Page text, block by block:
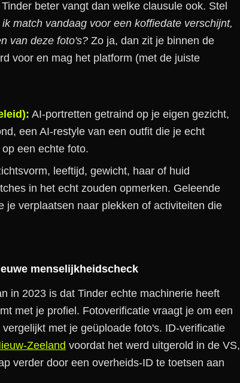
beter vangt dan welke clausule ook. Stel
match vandaag voor een koffiedate verschijnt,
van deze foto's? Zo ja, dan zit je binnen de
voor en mag het platform (met de juiste
AI-portretten getraind op je eigen gezicht,
een AI-restyle van een outfit die je echt
een echte foto.
leeftijd, gewicht, haar of huid
in het echt zouden opmerken. Geleende
je verplaatsen naar plekken of activiteiten die
menselijkheidscheck
in 2023 is dat Tinder echte machinerie heeft
met je profiel. Fotoverificatie vraagt je om een
met je geüploade foto's. ID-verificatie
Zeeland voordat het werd uitgerold in de VS,
verder door een overheids-ID te toetsen aan